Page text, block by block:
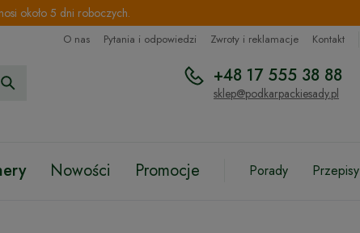
około 5 dni roboczych.
O nas Pytania i odpowiedzi Zwroty i reklamacje Kontakt
+48 17 555 38 88
sklep@podkarpackiesady.pl
Nowości Promocje Porady Przepisy